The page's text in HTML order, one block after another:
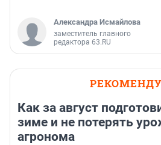
Александра Исмайлова
заместитель главного
редактора 63.RU
Как за август
зиме и не потерять
агронома